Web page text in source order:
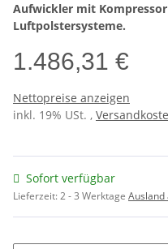
Aufwickler mit
Luftpolstersysteme.
1.486,31 €
Nettopreise anzeigen
inkl. 19% USt. ,
Sofort verfügbar
Lieferzeit:2 - 3 Werktage Ausland